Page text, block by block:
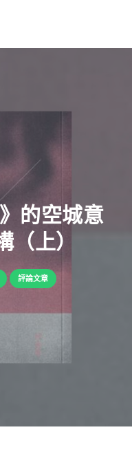
的空城意
上）
評論文章